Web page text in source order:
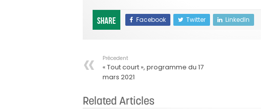
Share Facebook Twitter LinkedIn
Précedent
« Tout court », programme du 17
mars 2021
Related Articles